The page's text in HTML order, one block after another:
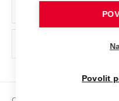
Ochrana osobních údajů
odkaz)
Povolit